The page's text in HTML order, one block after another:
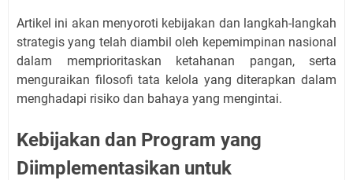
Artikel ini akan menyoroti kebijakan dan langkah-langkah
strategis yang telah diambil oleh kepemimpinan nasional
dalam memprioritaskan ketahanan pangan, serta
menguraikan filosofi tata kelola yang diterapkan dalam
menghadapi risiko dan bahaya yang mengintai.
Kebijakan dan Program yang
Diimplementasikan untuk